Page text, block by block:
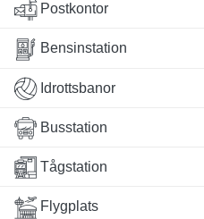
Postkontor
Bensinstation
Idrottsbanor
Busstation
Tågstation
Flygplats